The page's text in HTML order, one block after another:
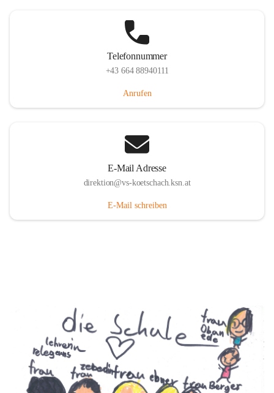
Telefonnummer
+43 664 88940111
Anrufen
E-Mail Adresse
direktion@vs-koetschach.ksn.at
E-Mail schreiben